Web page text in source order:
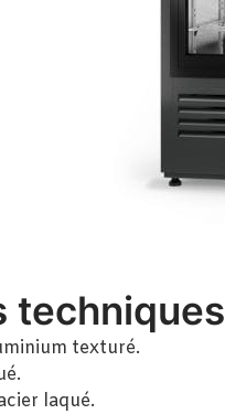
techniques
texturé.
laqué.